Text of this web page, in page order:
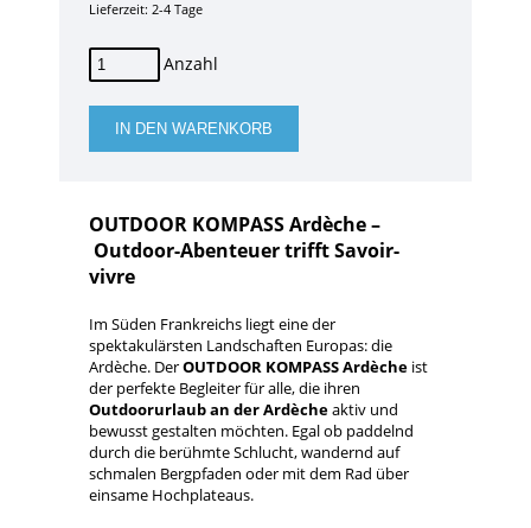
Lieferzeit: 2-4 Tage
OUTDOOR
KOMPASS
(Südfrankreich)
IN DEN WARENKORB
OUTDOOR KOMPASS Ardèche –
Outdoor-Abenteuer trifft Savoir-
vivre
Im Süden Frankreichs liegt eine der
spektakulärsten Landschaften Europas: die
Ardèche. DerOUTDOOR KOMPASS Ardèche ist
der perfekte Begleiter für alle, die ihren
Outdoorurlaub an der Ardècheaktiv und
bewusst gestalten möchten. Egal ob paddelnd
durch die berühmte Schlucht, wandernd auf
schmalen Bergpfaden oder mit dem Rad über
einsame Hochplateaus.